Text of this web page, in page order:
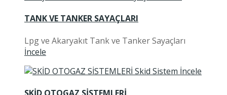
TANK VE TANKER SAYAÇLARI
Lpg ve Akaryakıt Tank ve Tanker Sayaçları
İncele